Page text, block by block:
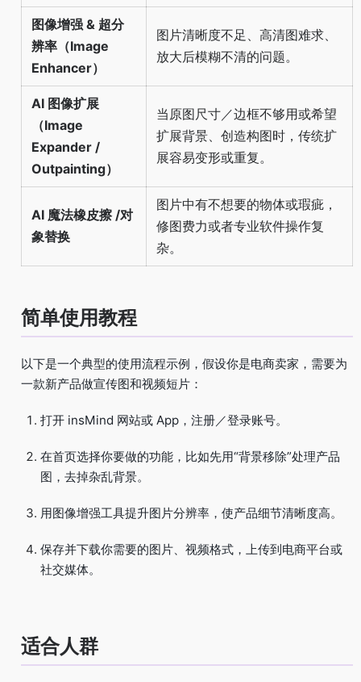
图像增强 & 超分
辨率（Image
Enhancer）
图片清晰度不足、高清图难求、
放大后模糊不清的问题。
AI 图像扩展
（Image
Expander /
Outpainting）
当原图尺寸／边框不够用或希望
扩展背景、创造构图时，传统扩
展容易变形或重复。
AI 魔法橡皮擦 /对
象替换
图片中有不想要的物体或瑕疵，
修图费力或者专业软件操作复
杂。
简单使用教程
以下是一个典型的使用流程示例，假设你是电商卖家，需要为
一款新产品做宣传图和视频短片：
打开 insMind 网站或 App，注册／登录账号。
在首页选择你要做的功能，比如先用“背景移除”处理产品
图，去掉杂乱背景。
用图像增强工具提升图片分辨率，使产品细节清晰度高。
保存并下载你需要的图片、视频格式，上传到电商平台或
社交媒体。
适合人群